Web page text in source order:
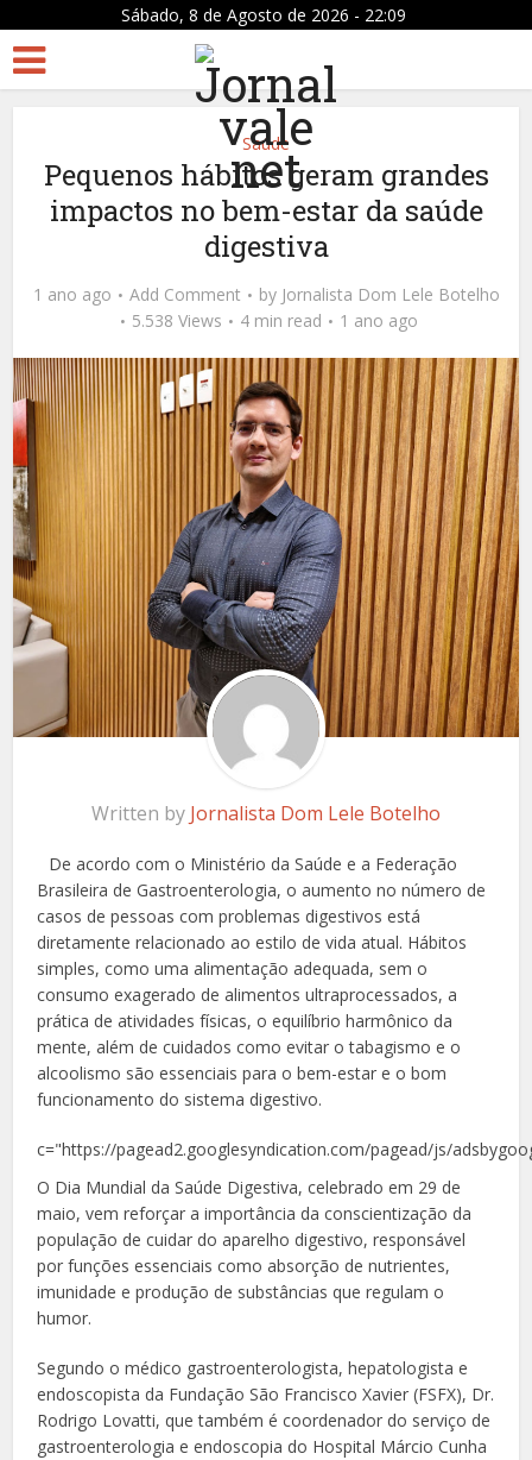
Sábado, 8 de Agosto de 2026 - 22:09
Saúde
Pequenos hábitos geram grandes
impactos no bem-estar da saúde
digestiva
1 ano ago Add Comment by Jornalista Dom Lele Botelho
5.538 Views
4 min read 1 ano ago
Written by Jornalista Dom Lele Botelho
De acordo com o Ministério da Saúde e a Federação
Brasileira de Gastroenterologia, o aumento no número de
casos de pessoas com problemas digestivos está
diretamente relacionado ao estilo de vida atual. Hábitos
simples, como uma alimentação adequada, sem o
consumo exagerado de alimentos ultraprocessados, a
prática de atividades físicas, o equilíbrio harmônico da
mente, além de cuidados como evitar o tabagismo e o
alcoolismo são essenciais para o bem-estar e o bom
funcionamento do sistema digestivo.
c="https://pagead2.googlesyndication.com/pagead/js/
O Dia Mundial da Saúde Digestiva, celebrado em 29 de
maio, vem reforçar a importância da conscientização da
população de cuidar do aparelho digestivo, responsável
por funções essenciais como absorção de nutrientes,
imunidade e produção de substâncias que regulam o
humor.
Segundo o médico gastroenterologista, hepatologista e
endoscopista da Fundação São Francisco Xavier (FSFX), Dr.
Rodrigo Lovatti, que também é coordenador do serviço de
gastroenterologia e endoscopia do Hospital Márcio Cunha